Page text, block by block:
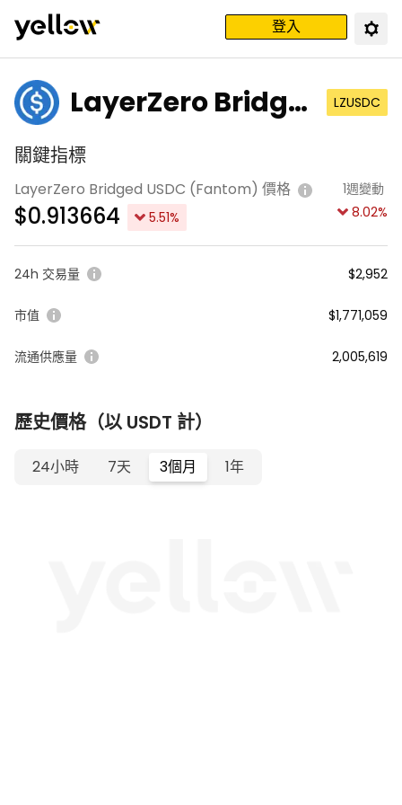
登入
LayerZero Bridge
d USDC (Fantom)
LZUSDC
關鍵指標
LayerZero Bridged USDC (Fantom) 價格
$0.913664 5.51%
1週變動
8.02%
24h 交易量 $2,952
市值 $1,771,059
流通供應量 2,005,619
歷史價格（以 USDT 計）
24小時 7天 3個月 1年